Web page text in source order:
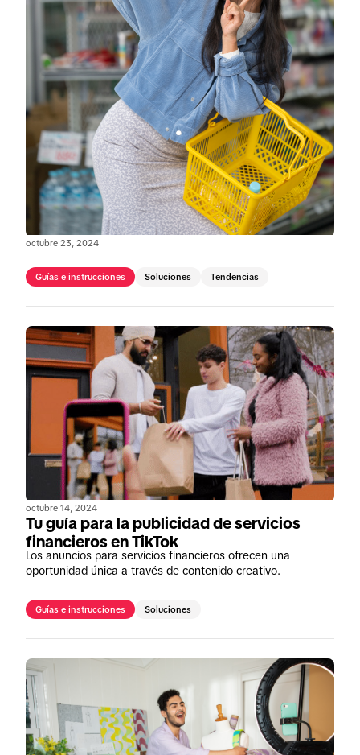
octubre 23, 2024
Guías e instrucciones Soluciones Tendencias
octubre 14, 2024
Tu guía para la publicidad de servicios
financieros en TikTok
Los anuncios para servicios financieros ofrecen una
oportunidad única a través de contenido creativo.
Guías e instrucciones Soluciones